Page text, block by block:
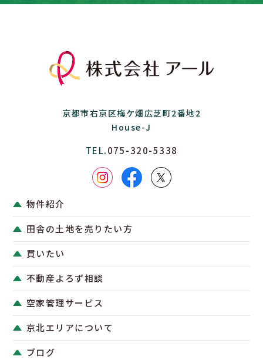
京都市右京区梅ケ畑広芝町2番地2
House-J
TEL.075-320-5338
物件紹介
田舎の土地を売りたい方
買いたい
不動産よろず相談
空家管理サービス
京北エリアについて
ブログ